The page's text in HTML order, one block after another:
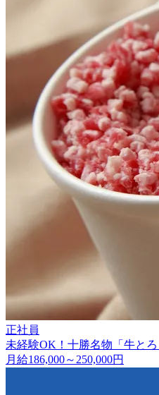
正社員
未経験OK！十勝名物「牛とろ
月給186,000～250,000円